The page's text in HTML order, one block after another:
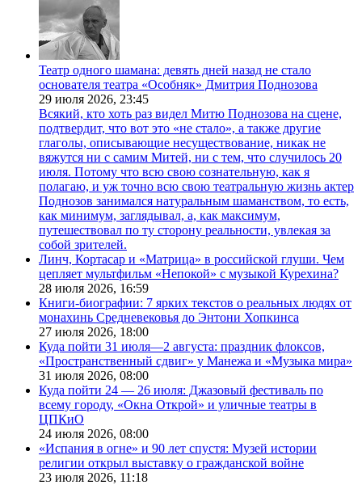
Театр одного шамана: девять дней назад не стало
основателя театра «Особняк» Дмитрия Поднозова
29 июля 2026, 23:45
Всякий, кто хоть раз видел Митю Поднозова на сцене,
подтвердит, что вот это «не стало», а также другие
глаголы, описывающие несуществование, никак не
вяжутся ни с самим Митей, ни с тем, что случилось 20
июля. Потому что всю свою сознательную, как я
полагаю, и уж точно всю свою театральную жизнь актер
Поднозов занимался натуральным шаманством, то есть,
как минимум, заглядывал, а, как максимум,
путешествовал по ту сторону реальности, увлекая за
собой зрителей.
Линч, Кортасар и «Матрица» в российской глуши. Чем
цепляет мультфильм «Непокой» с музыкой Курехина?
28 июля 2026, 16:59
Книги-биографии: 7 ярких текстов о реальных людях от
монахинь Средневековья до Энтони Хопкинса
27 июля 2026, 18:00
Куда пойти 31 июля—2 августа: праздник флоксов,
«Пространственный сдвиг» у Манежа и «Музыка мира»
31 июля 2026, 08:00
Куда пойти 24 — 26 июля: Джазовый фестиваль по
всему городу, «Окна Открой» и уличные театры в
ЦПКиО
24 июля 2026, 08:00
«Испания в огне» и 90 лет спустя: Музей истории
религии открыл выставку о гражданской войне
23 июля 2026, 11:18